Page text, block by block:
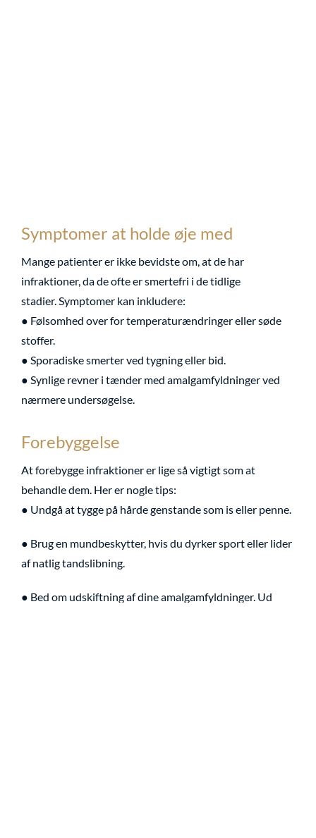
Symptomer at holde øje med
Mange patienter er ikke bevidste om, at de har
infraktioner, da de ofte er smertefri i de tidlige
stadier. Symptomer kan inkludere:
● Følsomhed over for temperaturændringer eller søde
stoffer.
● Sporadiske smerter ved tygning eller bid.
● Synlige revner i tænder med amalgamfyldninger ved
nærmere undersøgelse.
Forebyggelse
At forebygge infraktioner er lige så vigtigt som at
behandle dem. Her er nogle tips:
● Undgå at tygge på hårde genstande som is eller penne.
● Brug en mundbeskytter, hvis du dyrker sport eller lider
af natlig tandslibning.
● Bed om udskiftning af dine amalgamfyldninger. Ud